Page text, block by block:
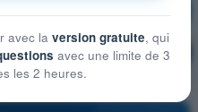
S'entraîner !
de la question
avec la version gratuite, qui
avec une limite de 3
les 2 heures.